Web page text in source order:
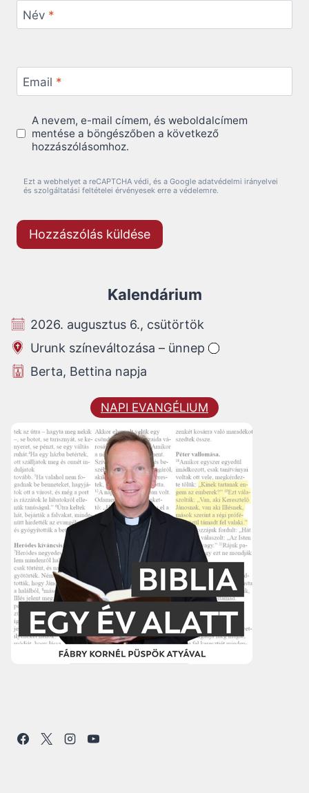
Név *
Email *
A nevem, e-mail címem, és weboldalcímem
mentése a böngészőben a következő
hozzászólásomhoz.
Ezt a webhelyet a reCAPTCHA védi, és a Google adatvédelmi irányelvei
és szolgáltatási feltételei érvényesek erre a védelemre.
Kalendárium
2026. augusztus 6., csütörtök
Urunk színeváltozása – ünnep
Berta, Bettina napja
NAPI EVANGÉLIUM